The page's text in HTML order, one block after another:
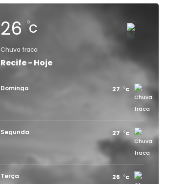
26c
Chuva fraca
Recife - Hoje
Domingo 27 c
Segunda 27 c
Terça 26 c